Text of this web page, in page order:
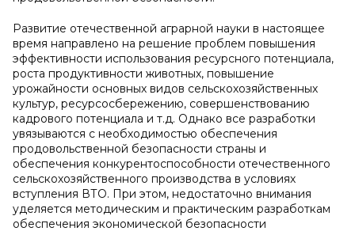
Развитие отечественной аграрной науки в настоящее
время направлено на решение проблем повышения
эффективности использования ресурсного потенциала,
роста продуктивности животных, повышение
урожайности основных видов сельскохозяйственных
культур, ресурсосбережению, совершенствованию
кадрового потенциала и т.д. Однако все разработки
увязываются с необходимостью обеспечения
продовольственной безопасности страны и
обеспечения конкурентоспособности отечественного
сельскохозяйственного производства в условиях
вступления ВТО. При этом, недостаточно внимания
уделяется методическим и практическим разработкам
обеспечения экономической безопасности